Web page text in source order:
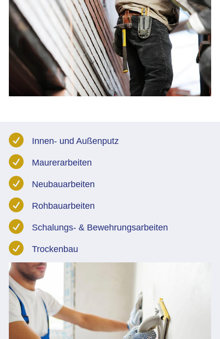
 Innen- und Außenputz
 Maurerarbeiten
 Neubauarbeiten
 Rohbauarbeiten
 Schalungs- & Bewehrungsarbeiten
 Trockenbau